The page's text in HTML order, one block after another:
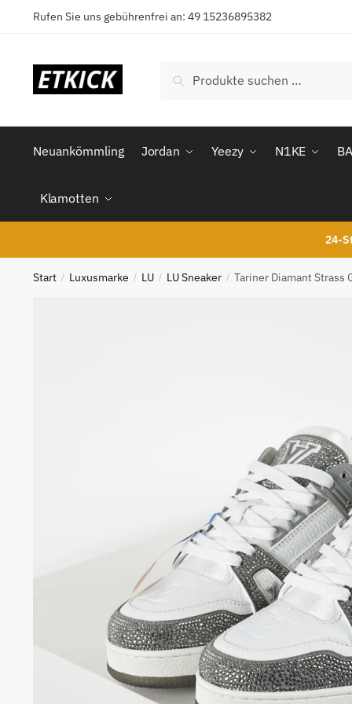
Rufen Sie uns gebührenfrei an: 49 15236895382
nach:
Suchen
Neuankömmling Jordan Yeezy N1KE
Klamotten
24-
Start / Luxusmarke / LU / LU Sneaker / Tariner Diamant Strass